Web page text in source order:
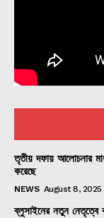
তৃতীয় দফায় আলোচনার
করেছে
NEWS August 8, 2025
ব্লুসাইনের নতুন নেতৃত্বে